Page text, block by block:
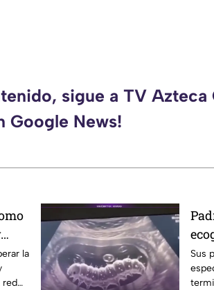
sigue a TV Azteca
Google News!
la
red
Sus